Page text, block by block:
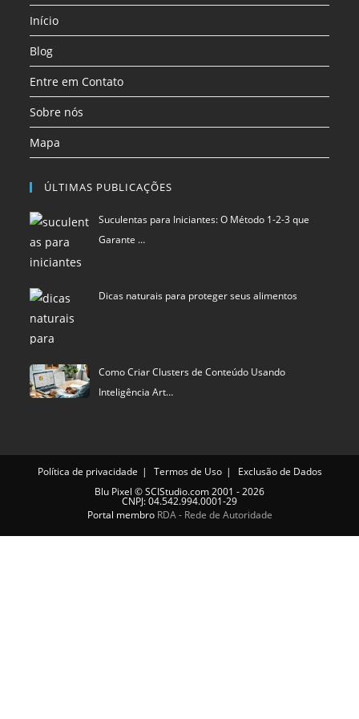
nova
aba
aba
aba
Início
Blog
Entre em Contato
Sobre nós
Mapa
ÚLTIMAS PUBLICAÇÕES
Suculentas para Iniciantes: O Método 1-2-3 que
Garante …
Dicas naturais para proteger seus alimentos
Como Criar Clusters de Conteúdo Usando
Inteligência Art…
Política de privacidade Termos de Uso
Exclusão de Dados
Blu Pixel ©SCIStudio.com2001 - 2026
CNPJ: 04.542.994.0001-29
Portal membro RDA - Rede de Autoridade